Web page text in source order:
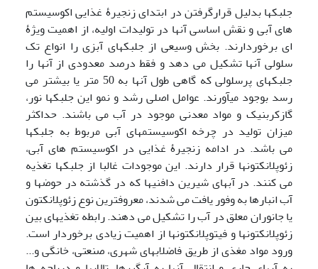
جلبکها بدلیل قرارگرفتن در ابتدای زنجیرۀ غذایی اکوسیستم
های آبی و نقش اساسی آنها در تولیدات اولیه، از اهمیت ویژۀ
ای برخوردارند. بخش وسیعی از جلبکهای آبزی را انواع تک
سلولی آنها تشکیل می دهد و فقط درصد معدودی از آنها را
جلبکهای پرسلولی که گاهی طول آنها به 50 متر یا بیشتر می
رسد بوجود می­آورند. عوامل اصلی رشد و نمو این جلبکها نور،
گازکربنیک و مواد معدنی موجود در آب می باشند. حداکثر
میزان تولید در چرخه اکوسیستم­های آبی مربوط به جلبکها
می باشد. در ادامه زنجیرۀ غذایی در اکوسیستم های آبی،
زئوپلانکتونها قرار دارند. این موجودات غالبا از جلبکها تغذیه
می کنند. در آبهای شیرین دافنی­ها که در گذشته در حوضها و
آب انبارها به وفور یافت می شدند، معروفترین نوع زئوپلانکتون
یا جانوران معلق در آب را تشکیل می دهند. رابطه تغذیه­ای بین
زئوپلانکتونها و فیتوپلانکتونها از اهمیت زیادی برخوردار است.
ورود مواد مغذی از طریق فاضلابهای شهری، صنعتی، خانگی و...